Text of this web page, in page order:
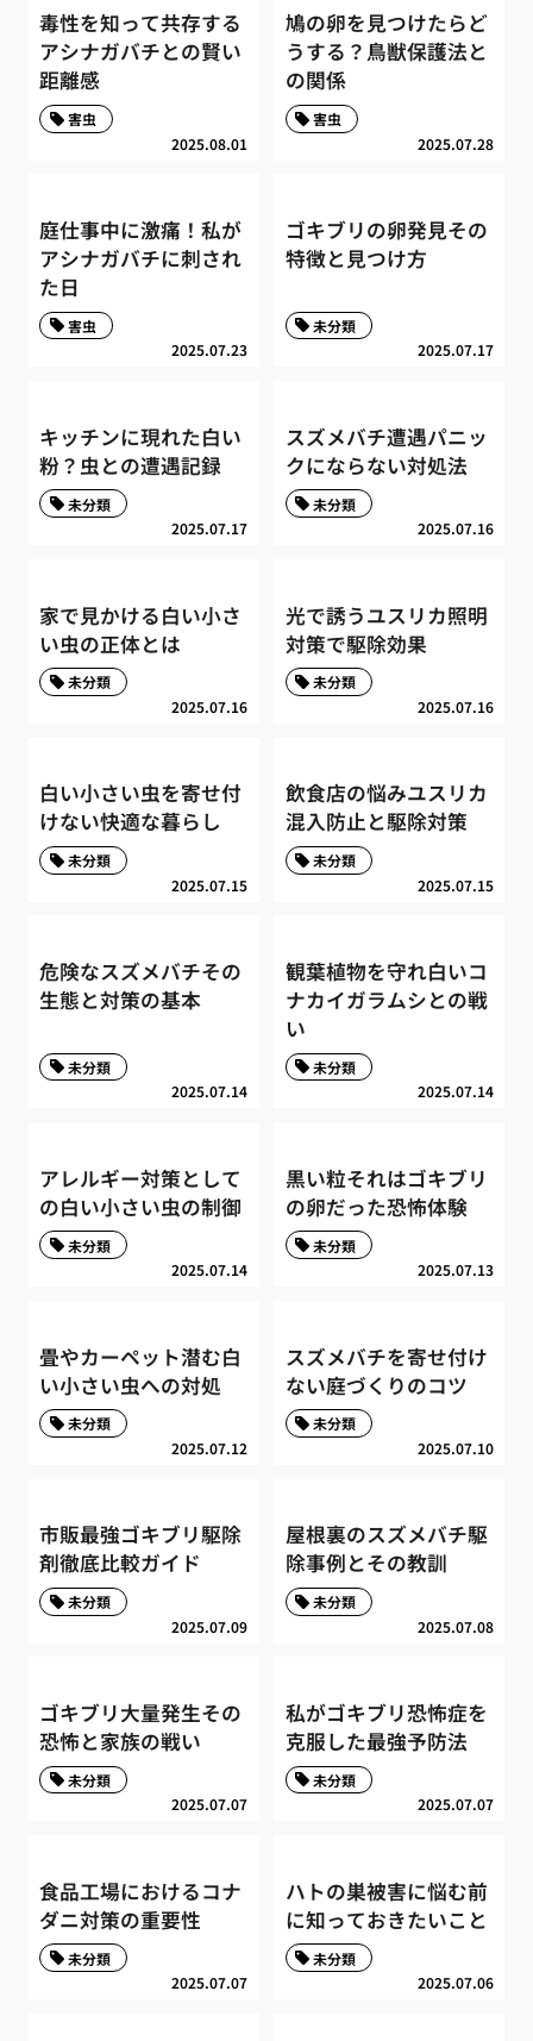
毒性を知って共存する
アシナガバチとの賢い
距離感
2025.08.01
害虫
鳩の卵を見つけたらど
うする？鳥獣保護法と
の関係
2025.07.28
害虫
庭仕事中に激痛！私が
アシナガバチに刺され
た日
2025.07.23
害虫
ゴキブリの卵発見その
特徴と見つけ方
2025.07.17
未分類
キッチンに現れた白い
粉？虫との遭遇記録
2025.07.17
未分類
スズメバチ遭遇パニッ
クにならない対処法
2025.07.16
未分類
家で見かける白い小さ
い虫の正体とは
2025.07.16
未分類
光で誘うユスリカ照明
対策で駆除効果
2025.07.16
未分類
白い小さい虫を寄せ付
けない快適な暮らし
2025.07.15
未分類
飲食店の悩みユスリカ
混入防止と駆除対策
2025.07.15
未分類
危険なスズメバチその
生態と対策の基本
2025.07.14
未分類
観葉植物を守れ白いコ
ナカイガラムシとの戦
い
2025.07.14
未分類
アレルギー対策として
の白い小さい虫の制御
2025.07.14
未分類
黒い粒それはゴキブリ
の卵だった恐怖体験
2025.07.13
未分類
畳やカーペット潜む白
い小さい虫への対処
2025.07.12
未分類
スズメバチを寄せ付け
ない庭づくりのコツ
2025.07.10
未分類
市販最強ゴキブリ駆除
剤徹底比較ガイド
2025.07.09
未分類
屋根裏のスズメバチ駆
除事例とその教訓
2025.07.08
未分類
ゴキブリ大量発生その
恐怖と家族の戦い
2025.07.07
未分類
私がゴキブリ恐怖症を
克服した最強予防法
2025.07.07
未分類
食品工場におけるコナ
ダニ対策の重要性
2025.07.07
未分類
ハトの巣被害に悩む前
に知っておきたいこと
2025.07.06
未分類